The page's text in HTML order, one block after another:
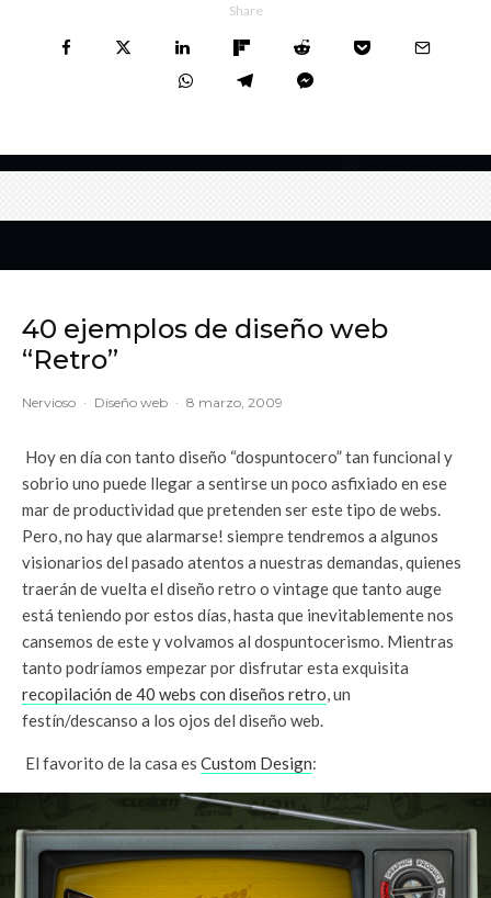
Share
40 ejemplos de diseño web
“Retro”
Nervioso · Diseño web · 8 marzo, 2009
Hoy en día con tanto diseño “dospuntocero” tan funcional y
sobrio uno puede llegar a sentirse un poco asfixiado en ese
mar de productividad que pretenden ser este tipo de webs.
Pero, no hay que alarmarse! siempre tendremos a algunos
visionarios del pasado atentos a nuestras demandas, quienes
traerán de vuelta el diseño retro o vintage que tanto auge
está teniendo por estos días, hasta que inevitablemente nos
cansemos de este y volvamos al dospuntocerismo. Mientras
tanto podríamos empezar por disfrutar esta exquisita
recopilación de 40 webs con diseños retro, un
festín/descanso a los ojos del diseño web.
El favorito de la casa es Custom Design: